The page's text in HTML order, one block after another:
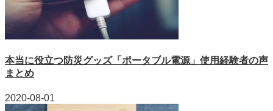
本当に役立つ防災グッズ「ポータブル電源」使用経験者の声
まとめ
2020-08-01